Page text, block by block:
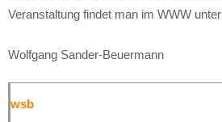
Veranstaltung findet man im WWW unter
Wolfgang Sander-Beuermann
wsb